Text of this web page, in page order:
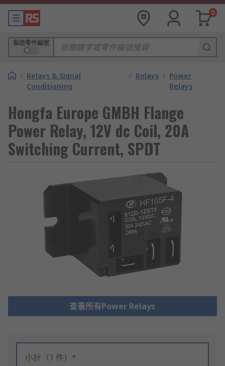
0
製造零件編號
/ Relays & Signal
Conditioning
/ Relays / Power
Relays
Hongfa Europe GMBH Flange
Power Relay, 12V dc Coil, 20A
Switching Current, SPDT
查看所有Power Relays
小計（1 件）*